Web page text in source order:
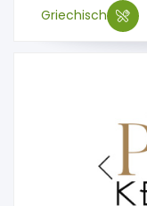
Griechisch